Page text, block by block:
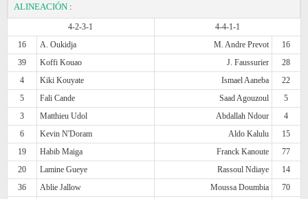
ALINEACIÓN :
4-2-3-1
4-4-1-1
16
A. Oukidja M. Andre Prevot
16
39
Koffi Kouao J. Faussurier
28
4
Kiki Kouyate Ismael Aaneba
22
5
Fali Cande Saad Agouzoul
5
3
Matthieu Udol Abdallah Ndour
4
6
Kevin N'Doram Aldo Kalulu
15
19
Habib Maiga Franck Kanoute
77
20
Lamine Gueye Rassoul Ndiaye
14
36
Ablie Jallow Moussa Doumbia
70